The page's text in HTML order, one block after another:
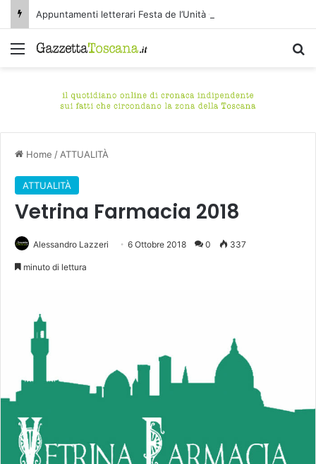
Appuntamenti letterari Festa de l’Unità Certaldo
Menu
Home / ATTUALITÀ
ATTUALITÀ
Vetrina Farmacia 2018
Alessandro Lazzeri 6 Ottobre 2018 0 337
minuto di lettura